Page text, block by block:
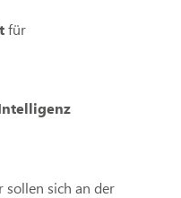
für
sollen sich an der